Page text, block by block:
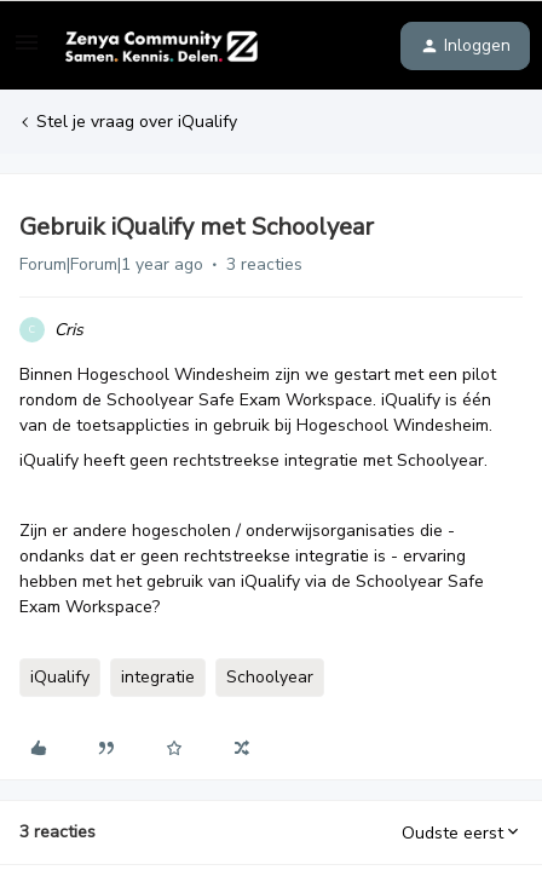
Inloggen
Stel je vraag over iQualify
Gebruik iQualify met Schoolyear
Forum|Forum|1 year ago 3 reacties
C
Cris
Binnen Hogeschool Windesheim zijn we gestart met een pilot
rondom de Schoolyear Safe Exam Workspace. iQualify is één
van de toetsapplicties in gebruik bij Hogeschool Windesheim.
iQualify heeft geen rechtstreekse integratie met Schoolyear.
Zijn er andere hogescholen / onderwijsorganisaties die -
ondanks dat er geen rechtstreekse integratie is - ervaring
hebben met het gebruik van iQualify via de Schoolyear Safe
Exam Workspace?
iQualify integratie Schoolyear
3 reacties Oudste eerst